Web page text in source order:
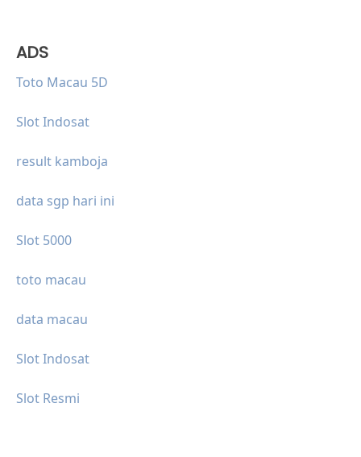
ADS
Toto Macau 5D
Slot Indosat
result kamboja
data sgp hari ini
Slot 5000
toto macau
data macau
Slot Indosat
Slot Resmi